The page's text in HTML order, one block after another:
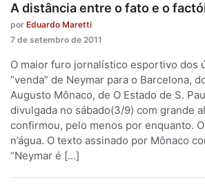
A distância entre o fato e o
por Eduardo Maretti
7 de setembro de 2011
O maior furo jornalístico esportivo dos
“venda” de Neymar para o Barcelona,
Augusto Mônaco, de O Estado de S.
divulgada no sábado(3/9) com grande
confirmou, pelo menos por enquanto.
n’água. O texto assinado por Mônaco
“Neymar é […]